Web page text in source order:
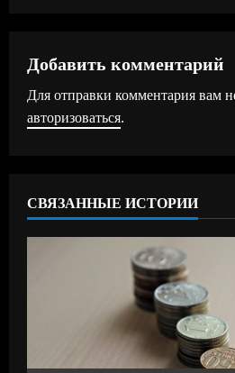
л
ж
и
ь
ч
Добавить комментарий
Для отправки комментария вам
авторизоваться.
СВЯЗАННЫЕ ИСТОРИИ